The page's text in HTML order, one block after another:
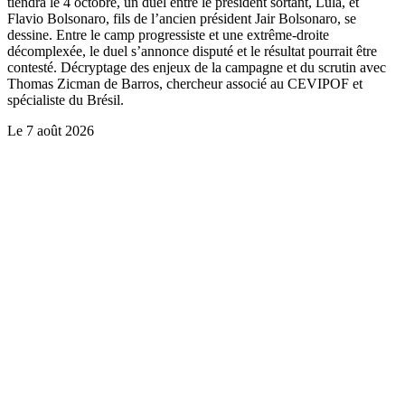
Flavio Bolsonaro, fils de l’ancien président Jair Bolsonaro, se
dessine. Entre le camp progressiste et une extrême-droite
décomplexée, le duel s’annonce disputé et le résultat pourrait être
contesté. Décryptage des enjeux de la campagne et du scrutin avec
Thomas Zicman de Barros, chercheur associé au CEVIPOF et
spécialiste du Brésil.
Le 7 août 2026